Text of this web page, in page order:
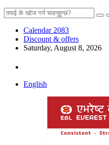
Calendar 2083
Discount & offers
Saturday, August 8, 2026
English